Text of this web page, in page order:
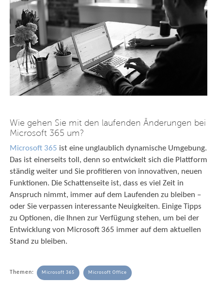
Wie gehen Sie mit den laufenden Änderungen bei
Microsoft 365 um?
Microsoft 365 ist eine unglaublich dynamische Umgebung.
Das ist einerseits toll, denn so entwickelt sich die Plattform
ständig weiter und Sie profitieren von innovativen, neuen
Funktionen. Die Schattenseite ist, dass es viel Zeit in
Anspruch nimmt, immer auf dem Laufenden zu bleiben –
oder Sie verpassen interessante Neuigkeiten. Einige Tipps
zu Optionen, die Ihnen zur Verfügung stehen, um bei der
Entwicklung von Microsoft 365 immer auf dem aktuellen
Stand zu bleiben.
Themen: Microsoft 365 Microsoft Office